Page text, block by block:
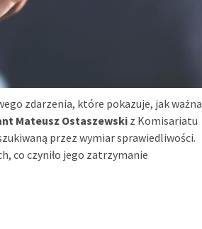
zdarzenia, które pokazuje, jak ważna
Mateusz Ostaszewski z Komisariatu
przez wymiar sprawiedliwości.
co czyniło jego zatrzymanie